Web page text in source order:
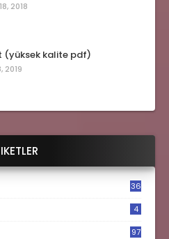
2018
(yüksek kalite pdf)
2019
36
4
97